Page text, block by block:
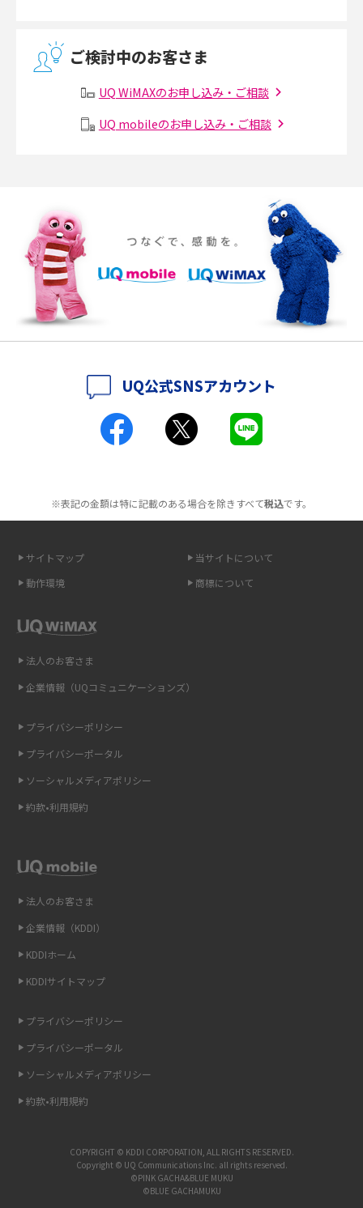
無線LANとは？メリット・デメリットや接続方法を解説
メッシュWi-Fiとは？仕組みやメリット・デメリット、中継機との違いを解
ポケット型Wi-Fiをレンタルするメリットとは？選び方や向いている方の特
徴も紹介
持ち運びできるポケット型Wi-Fiのおススメの選び方は？メリット・デメリ
ットも紹介
ポケット型Wi-Fiはクレカなしでも利用できる？口座振替の方法や注意点も
ポケット型Wi-Fiとは？通信の仕組みやメリット・デメリットを解説
工事不要！置くだけWi-Fiの特徴は？メリット・デメリットや選び方を解説
介
ポケット型Wi-Fi（モバイルWi-Fi）とは？おススメする方の特徴や選び方を
点も解説
ギガバイト（GB）とは？1GBの目安やギガが足りない時の対処法を紹介
Wi-Fiを自宅に設置する方法は？必要なことやポイントも紹介
光ファイバーとは？仕組みやメリット・デメリットを初心者向けにわかり
やすく解説
ストリーミング再生とは？ダウンロードとの違いやメリット・デメリット
引っ越し費用の相場は？ひとり暮らしや家族の場合の目安や費用を抑える
UQ WiMAXの評判は？特徴やメリット・デメリットを口コミと併せて紹介
ご検討中のお客さま
UQ WiMAXのお申し込み・ご相談
UQ mobileのお申し込み・ご相談
UQ公式SNSアカウント
※表記の金額は特に記載のある場合を除きすべて税込です。
サイトマップ
当サイトについて
動作環境
商標について
法人のお客さま
企業情報（KDDI）
KDDIホーム
KDDIサイトマップ
プライバシーポリシー
プライバシーポータル
ソーシャルメディアポリシー
約款•利用規約
法人のお客さま
企業情報（UQコミュニケーションズ）
プライバシーポリシー
プライバシーポータル
ソーシャルメディアポリシー
約款•利用規約
COPYRIGHT © KDDI CORPORATION, ALL RIGHTS RESERVED.
Copyright © UQ Communications Inc. all rights reserved.
©PINK GACHA&BLUE MUKU
©BLUE GACHAMUKU